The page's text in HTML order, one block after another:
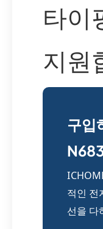
타이
지원
구입
적인 전
선을 다